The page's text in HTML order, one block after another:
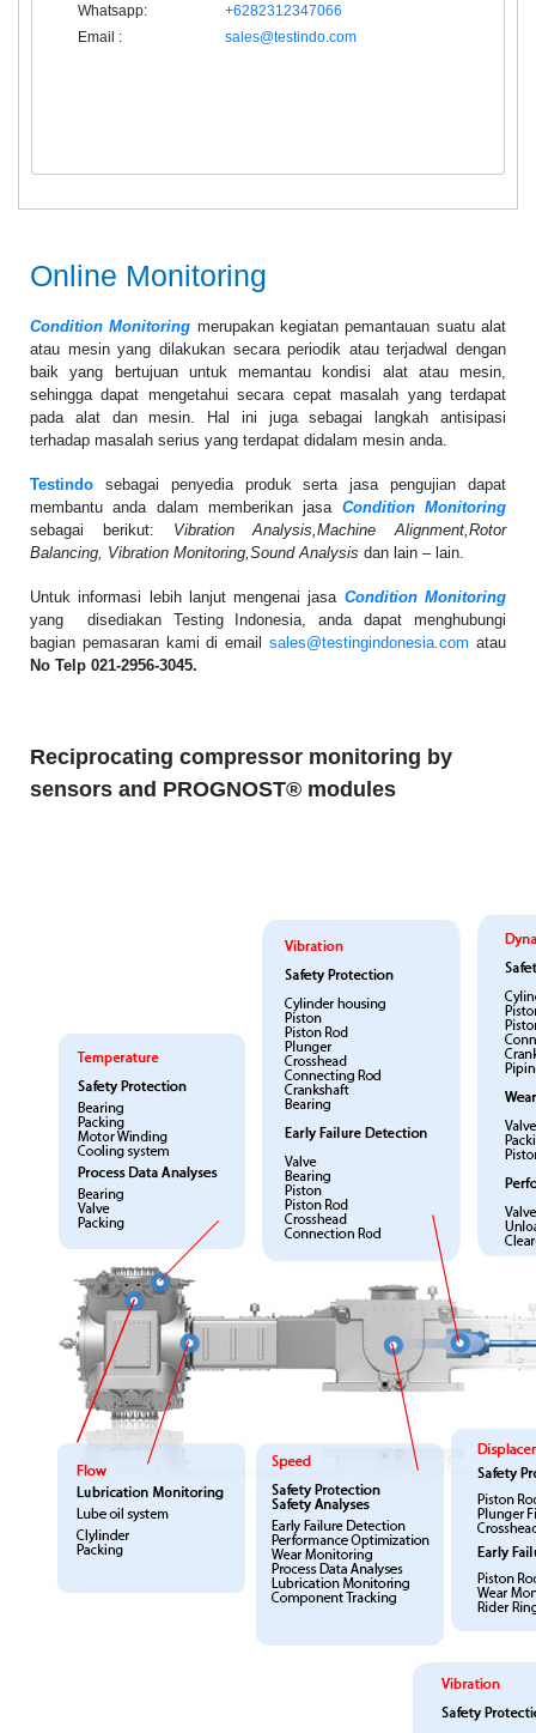
Whatsapp:
+6282312347066
Email :
sales@testindo.com
Online Monitoring
Condition Monitoring merupakan kegiatan pemantauan suatu alat
atau mesin yang dilakukan secara periodik atau terjadwal dengan
baik yang bertujuan untuk memantau kondisi alat atau mesin,
sehingga dapat mengetahui secara cepat masalah yang terdapat
pada alat dan mesin. Hal ini juga sebagai langkah antisipasi
terhadap masalah serius yang terdapat didalam mesin anda.
Testindo sebagai penyedia produk serta jasa pengujian dapat
membantu anda dalam memberikan jasa Condition Monitoring
sebagai berikut: Vibration Analysis,Machine Alignment,Rotor
Balancing, Vibration Monitoring,Sound Analysis dan lain – lain.
Untuk informasi lebih lanjut mengenai jasa Condition Monitoring
yang disediakan Testing Indonesia, anda dapat menghubungi
bagian pemasaran kami di emailsales@testingindonesia.com atau
No Telp 021-2956-3045.
Reciprocating compressor monitoring by
sensors and PROGNOST® modules